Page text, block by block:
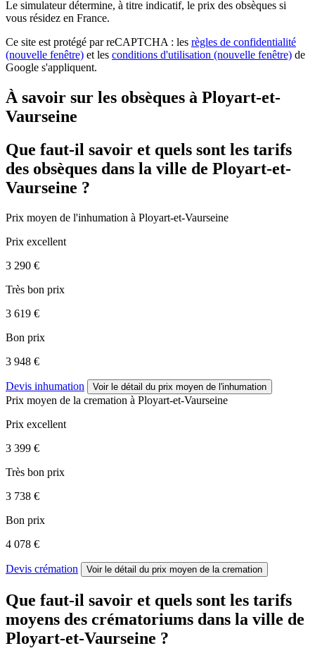
Le simulateurdétermine, à titre indicatif, le prix des obsèques si
vous résidez en France.
Ce site est protégé par reCAPTCHA : les règles de confidentialité
(nouvelle fenêtre) et les conditions d'utilisation (nouvelle fenêtre) de
Google s'appliquent.
À savoir sur les obsèques à Ployart-et-
Vaurseine
Que faut-il savoir et quels sont les tarifs
des obsèques dans la ville de Ployart-et-
Vaurseine ?
Prix moyen de l'inhumation à Ployart-et-Vaurseine
Prix excellent
3 290 €
Très bon prix
3 619 €
Bon prix
3 948 €
Devis inhumation Voir le détail du prix moyen de l'inhumation
Prix moyen de la cremation à Ployart-et-Vaurseine
Prix excellent
3 399 €
Très bon prix
3 738 €
Bon prix
4 078 €
Devis crémation Voir le détail du prix moyen de la cremation
Que faut-il savoir et quels sont les tarifs
moyens des crématoriums dans la ville de
Ployart-et-Vaurseine ?